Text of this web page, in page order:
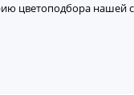
цветоподбора нашей